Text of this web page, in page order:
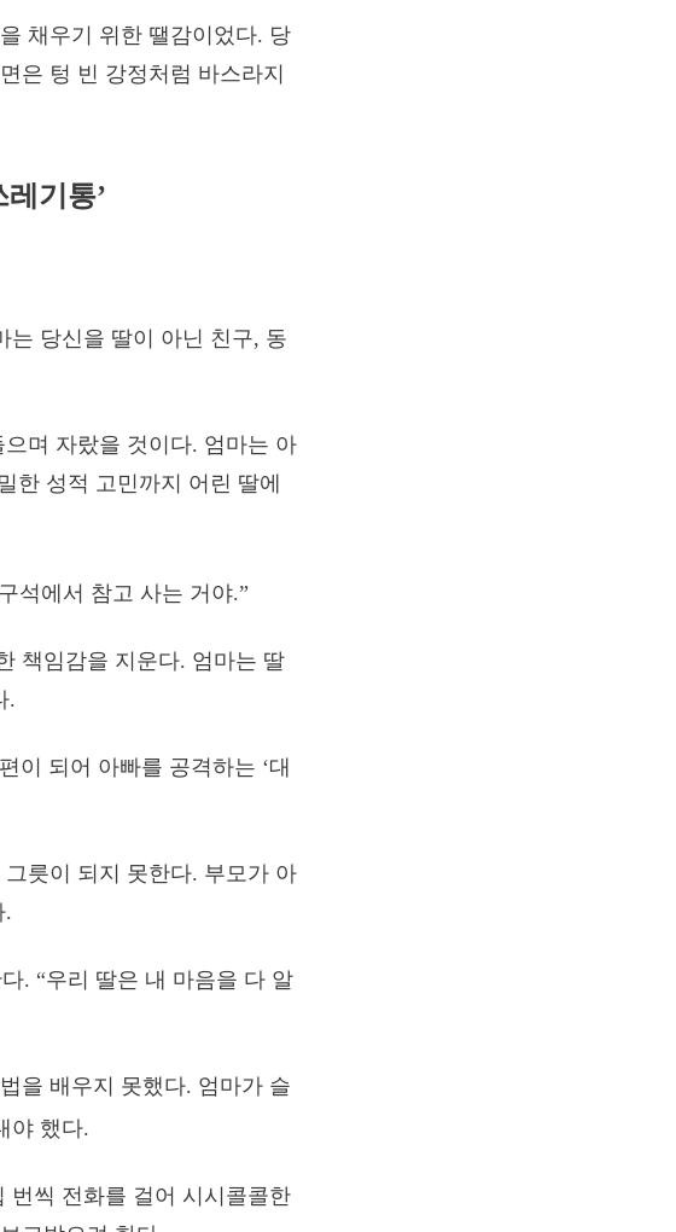
채우기 위한 땔감이었다. 당
은 텅 빈 강정처럼 바스라지
기통’
는 당신을 딸이 아닌 친구, 동
며 자랐을 것이다. 엄마는 아
한 성적 고민까지 어린 딸에
석에서 참고 사는 거야.”
책임감을 지운다. 엄마는 딸
.
이 되어 아빠를 공격하는 ‘대
릇이 되지 못한다. 부모가 아
.
. “우리 딸은 내 마음을 다 알
을 배우지 못했다. 엄마가 슬
야 했다.
번씩 전화를 걸어 시시콜콜한